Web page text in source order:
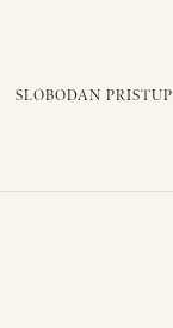
SLOBODAN